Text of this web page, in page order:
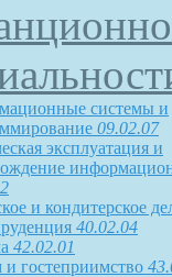
системы и
09.02.07
эксплуатация и
и кондитерское
40.02.04
42.02.01
и гостеприимство